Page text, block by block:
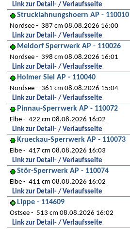
Link zur Detail- / Verlaufsseite
Strucklahnungshoern AP - 110010
Nordsee
387 cm 08.08.2026 16:00
Link zur Detail- / Verlaufsseite
Meldorf Sperrwerk AP - 110026
Nordsee
398 cm 08.08.2026 16:01
Link zur Detail- / Verlaufsseite
Holmer Siel AP - 110040
Nordsee
361 cm 08.08.2026 15:04
Link zur Detail- / Verlaufsseite
Pinnau-Sperrwerk AP - 110072
Elbe
422 cm 08.08.2026 16:02
Link zur Detail- / Verlaufsseite
Krueckau-Sperrwerk AP - 110073
Elbe
417 cm 08.08.2026 16:03
Link zur Detail- / Verlaufsseite
Stör-Sperrwerk AP - 110074
Elbe
411 cm 08.08.2026 16:02
Link zur Detail- / Verlaufsseite
Lippe - 114609
Ostsee
513 cm 08.08.2026 16:02
Link zur Detail- / Verlaufsseite